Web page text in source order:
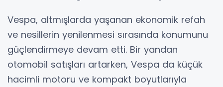
Vespa, altmışlarda yaşanan ekonomik refah
ve nesillerin yenilenmesi sırasında konumunu
güçlendirmeye devam etti. Bir yandan
otomobil satışları artarken, Vespa da küçük
hacimli motoru ve kompakt boyutlarıyla